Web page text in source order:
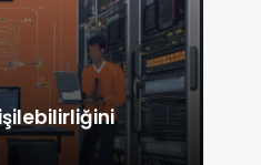
Speedtest
Yapılır